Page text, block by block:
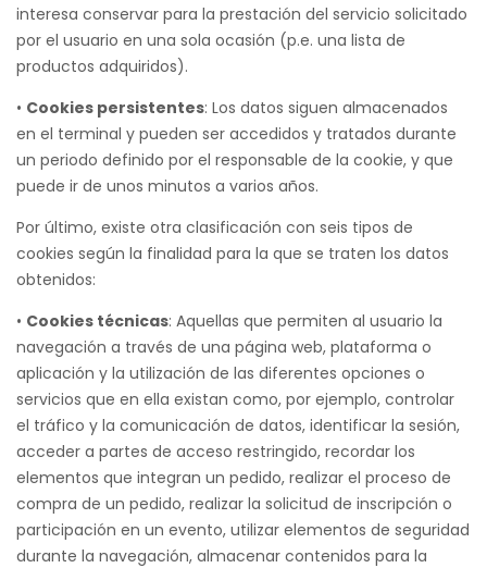
interesa conservar para la prestación del servicio solicitado
por el usuario en una sola ocasión (p.e. una lista de
productos adquiridos).
• Cookies persistentes: Los datos siguen almacenados
en el terminal y pueden ser accedidos y tratados durante
un periodo definido por el responsable de la cookie, y que
puede ir de unos minutos a varios años.
Por último, existe otra clasificación con seis tipos de
cookies según la finalidad para la que se traten los datos
obtenidos:
• Cookies técnicas: Aquellas que permiten al usuario la
navegación a través de una página web, plataforma o
aplicación y la utilización de las diferentes opciones o
servicios que en ella existan como, por ejemplo, controlar
el tráfico y la comunicación de datos, identificar la sesión,
acceder a partes de acceso restringido, recordar los
elementos que integran un pedido, realizar el proceso de
compra de un pedido, realizar la solicitud de inscripción o
participación en un evento, utilizar elementos de seguridad
durante la navegación, almacenar contenidos para la